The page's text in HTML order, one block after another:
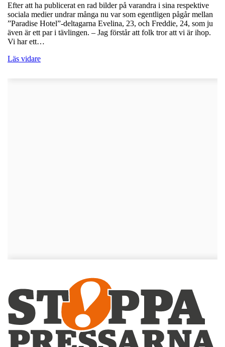
Efter att ha publicerat en rad bilder på varandra i sina respektive
sociala medier undrar många nu var som egentligen pågår mellan
”Paradise Hotel”-deltagarna Evelina, 23, och Freddie, 24, som ju
även är ett par i tävlingen. – Jag förstår att folk tror att vi är ihop.
Vi har ett…
Läs vidare